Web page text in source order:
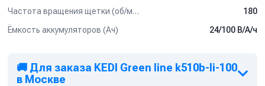
Частота вращения щетки (об/мин)
180
Ёмкость аккумуляторов (Ач)
24/100 В/А/ч
🚚 Для заказа KEDI Green line k510b-li-100
в Москве